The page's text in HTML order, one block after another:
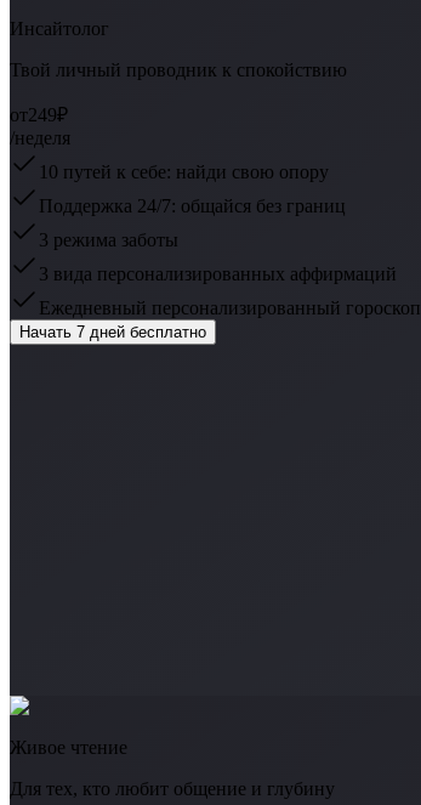
Инсайтолог
Твой личный проводник к спокойствию
от249₽
/неделя
10 путей к себе: найди свою опору
Поддержка 24/7: общайся без границ
3 режима заботы
3 вида персонализированных аффирмаций
Ежедневный персонализированный гороскоп
Начать 7 дней бесплатно
Живое чтение
Для тех, кто любит общение и глубину